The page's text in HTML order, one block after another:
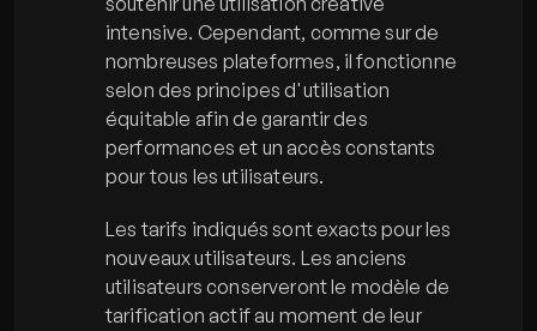
intensive. Cependant, comme sur de
nombreuses plateformes, il fonctionne
selon des principes d'utilisation
équitable afin de garantir des
performances et un accès constants
pour tous les utilisateurs.
Les tarifs indiqués sont exacts pour les
nouveaux utilisateurs. Les anciens
utilisateurs conserveront le modèle de
tarification actif au moment de leur